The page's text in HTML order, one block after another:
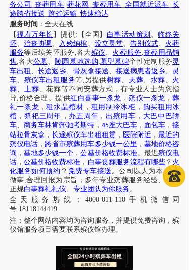
务公司
_丧葬用车-葬花网 丧葬用车 全国就近派车 长
途跨省接送 跨省运输_快速稳达
服务时间 ：全天在线
【福寿万年长 】提供:【全国】 白事活动策划 、临终关
怀、 治丧协调 、 入殓纳棺、 设立灵堂、 告别仪式、 火葬
服务等后续关怀服务 ,各大殡仪、 火葬服务 ,丧葬用品销
售,各大公墓、 陵园墓地选购,墓型墓碑个性定制服务 灵
车出租 、长途返乡、骨灰盒接送、 接送病患者返乡、
灵
车、 殡仪车出租服务等,另提供树葬、 天葬、 水葬、 火
葬、土葬、花葬等不同安葬方式，有专业人士为您指
导,价格合理。提供红白喜事一条龙 ，殡仪一条龙 ，葬
礼一条龙 ，租水晶棺材 ， 租用制冷冰柜 ， 购买租用冰
棺 ，祭祀三周年 ， 办五周年 ， 出殡用车 ， 大巴中巴轿
车、 商务车林肯奔驰考斯特 ， 45座大巴车， 面包车 ，接
站拉骨灰盒 ，长途殡仪车出租租赁， 医院附近 ，最近的
殡仪电话 ，跨省市殡葬用车多少钱一公里 ，墓地价格咨
询 ， 墓地多少钱一个 ，公墓价格收费标准。最近殡仪电
话， 公墓价格收费标准 ， 白事丧葬服务流程有哪些 ？ 火
化服务如何预约 ？ 免费专车接送 。公司以人为本,真诚
做事,合理回报为宗旨，多年专业殡葬服务经验、专注
正规白事葬礼礼仪、 专业团队为你服务。
全天服务热线
： 4000-011-110手机微信同
号:18118144419
注； 整个网站内容均为咨询服务，并提供免费咨询，殡
仪馆服务项目需要联系殡仪馆办理。